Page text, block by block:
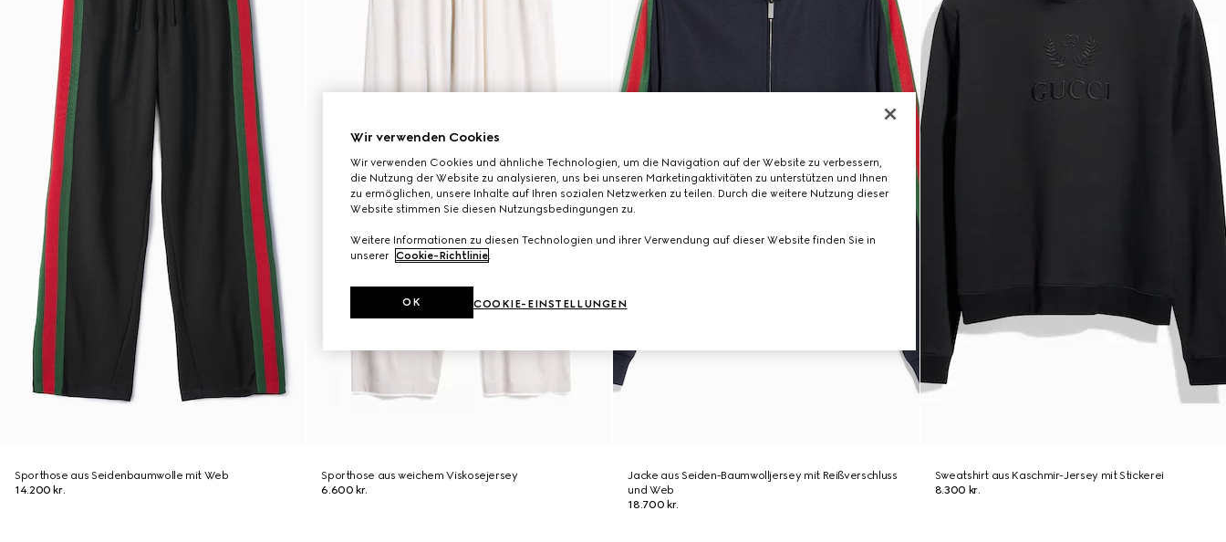
Sporthose aus Seidenbaumwolle mit Web
14.200 kr.
Sporthose aus weichem Viskosejersey
6.600 kr.
Jacke aus Seiden-Baumwolljersey mit Reißverschluss
und Web
18.700 kr.
Sweatshirt aus Kaschmir-Jersey mit Stickerei
8.300 kr.
Wir verwenden Cookies
Wir verwenden Cookies und ähnliche Technologien, um die Navigation auf der Website zu verbessern,
die Nutzung der Website zu analysieren, uns bei unseren Marketingaktivitäten zu unterstützen und Ihnen
zu ermöglichen, unsere Inhalte auf Ihren sozialen Netzwerken zu teilen. Durch die weitere Nutzung dieser
Website stimmen Sie diesen Nutzungsbedingungen zu.
Weitere Informationen zu diesen Technologien und ihrer Verwendung auf dieser Website finden Sie in
unserer Cookie-Richtlinie.
COOKIE-EINSTELLUNGEN
OK